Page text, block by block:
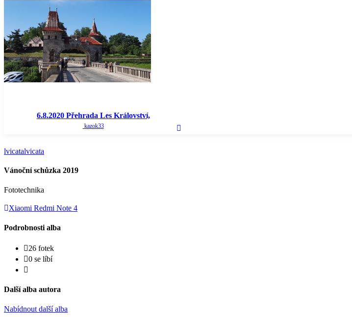
6.8.2020 Přehrada Les Království,
Ratibořice, Babiččino údolí
kazok33
lvicatalvicata
Vánoční schůzka 2019
Fototechnika
Xiaomi Redmi Note 4
Podrobnosti alba
26 fotek
0 se líbí
Další alba autora
Nabídnout další alba